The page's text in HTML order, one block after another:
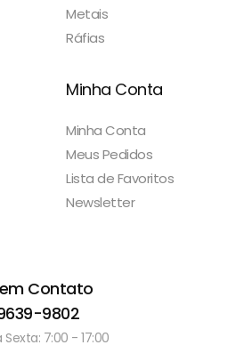
Metais
Ráfias
Minha Conta
Minha Conta
Meus Pedidos
Lista de Favoritos
Newsletter
Contato
9802
7:00 - 17:00